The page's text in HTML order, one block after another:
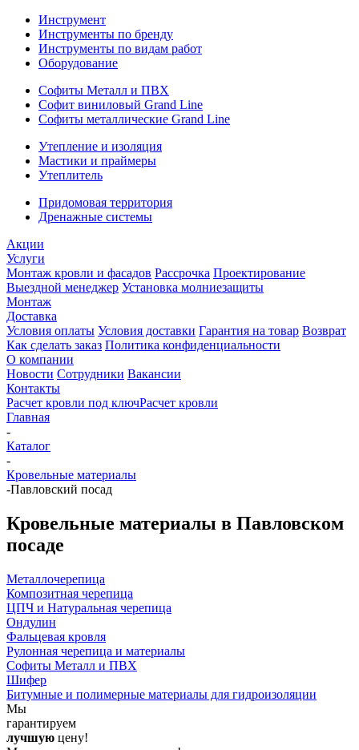
Инструмент
Инструменты по бренду
Инструменты по видам работ
Оборудование
Софиты Металл и ПВХ
Софит виниловый Grand Line
Софиты металлические Grand Line
Утепление и изоляция
Мастики и праймеры
Утеплитель
Придомовая территория
Дренажные системы
Акции
Услуги
Монтаж кровли и фасадов Рассрочка Проектирование
Выездной менеджер Установка молниезащиты
Монтаж
Доставка
Условия оплаты Условия доставки Гарантия на товар Возврат
Как сделать заказ Политика конфиденциальности
О компании
Новости Сотрудники Вакансии
Контакты
Расчет кровли под ключРасчет кровли
Главная
-
Каталог
-
Кровельные материалы
-Павловский посад
Кровельные материалы в Павловском
посаде
Металлочерепица
Композитная черепица
ЦПЧ и Натуральная черепица
Ондулин
Фальцевая кровля
Рулонная черепица и материалы
Софиты Металл и ПВХ
Шифер
Битумные и полимерные материалы для гидроизоляции
Мы
гарантируем
лучшую цену!